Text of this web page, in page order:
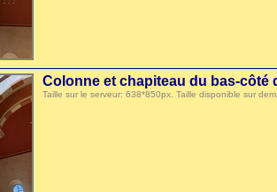
Colonne et chapiteau du bas-côté
Taille sur le serveur: 638*850px. Taille disponible sur